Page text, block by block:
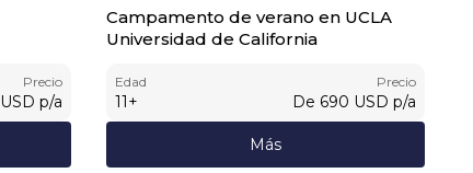
Precio
USD p/a
Campamento de verano en UCLA
Universidad de California
Edad
11+
Precio
De 690 USD p/a
Más